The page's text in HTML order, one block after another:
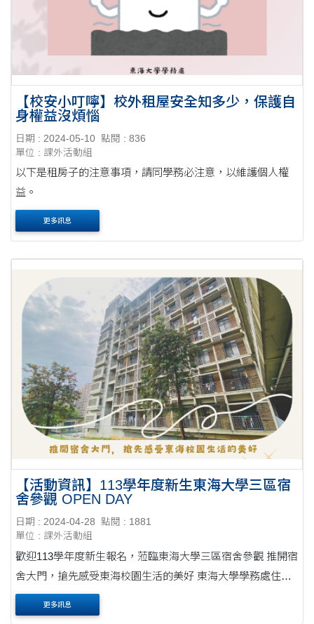
【校安小叮嚀】校外租屋安全知多少，保護自
身權益沒煩惱
日期 : 2024-05-10 點閱 : 836
單位 : 課外活動組
以下是租房子的注意事項，請同學務必注意，以維護個人權
益。
更多訊息
【活動資訊】113學年度新生東海大學三區宿
舍參觀 OPEN DAY
日期 : 2024-04-28
點閱 : 1881
單位 : 課外活動組
歡迎113學年度新生報名，蒞臨東海大學三區宿舍參觀 推開宿
舍大門，搶先感受東海校園生活的美好 東海大學學務處住輔
組誠摯歡迎您的到來！ 學生宿舍OPEN DAY資訊 ● 活動日
期：113....
更多訊息